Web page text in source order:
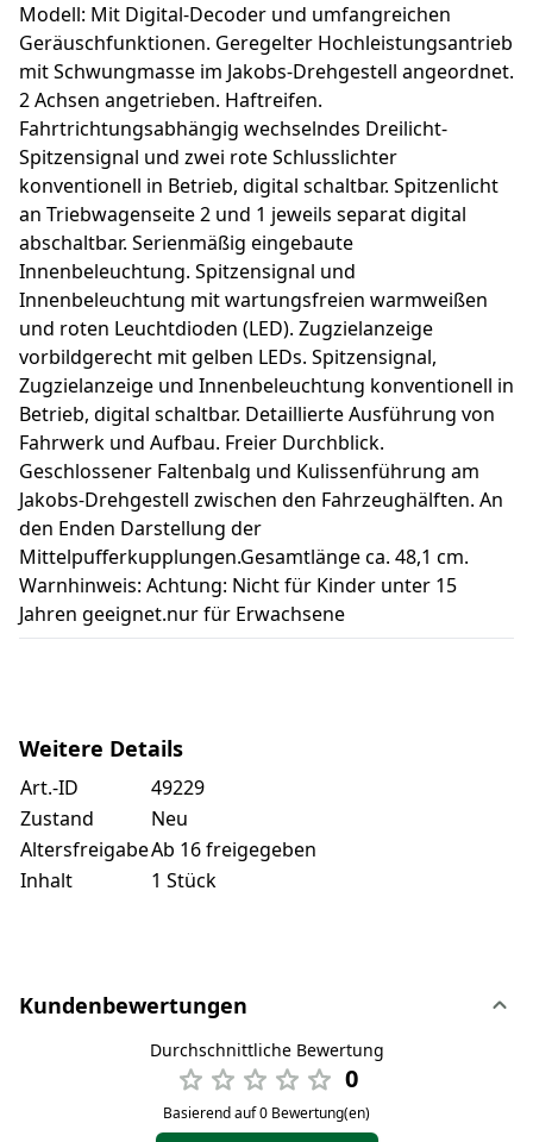
Modell: Mit Digital-Decoder und umfangreichen
Geräuschfunktionen. Geregelter Hochleistungsantrieb
mit Schwungmasse im Jakobs-Drehgestell angeordnet.
2 Achsen angetrieben. Haftreifen.
Fahrtrichtungsabhängig wechselndes Dreilicht-
Spitzensignal und zwei rote Schlusslichter
konventionell in Betrieb, digital schaltbar. Spitzenlicht
an Triebwagenseite 2 und 1 jeweils separat digital
abschaltbar. Serienmäßig eingebaute
Innenbeleuchtung. Spitzensignal und
Innenbeleuchtung mit wartungsfreien warmweißen
und roten Leuchtdioden (LED). Zugzielanzeige
vorbildgerecht mit gelben LEDs. Spitzensignal,
Zugzielanzeige und Innenbeleuchtung konventionell in
Betrieb, digital schaltbar. Detaillierte Ausführung von
Fahrwerk und Aufbau. Freier Durchblick.
Geschlossener Faltenbalg und Kulissenführung am
Jakobs-Drehgestell zwischen den Fahrzeughälften. An
den Enden Darstellung der
Mittelpufferkupplungen.Gesamtlänge ca. 48,1 cm.
Warnhinweis: Achtung: Nicht für Kinder unter 15
Jahren geeignet.nur für Erwachsene
Weitere Details
Art.-ID
49229
Zustand
Neu
AltersfreigabeAb 16 freigegeben
Inhalt
1 Stück
Kundenbewertungen
Durchschnittliche Bewertung
0
Basierend auf 0 Bewertung(en)